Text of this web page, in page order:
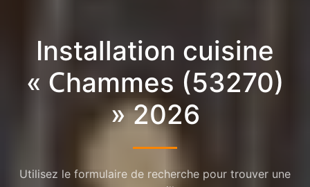
Installation cuisine
« Chammes (53270)
» 2026
Utilisez le formulaire de recherche pour trouver une